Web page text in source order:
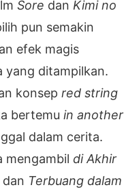
Sore dan Kimi no
pun semakin
efek magis
yang ditampilkan.
konsep red string
bertemu in another
dalam cerita.
mengambil di Akhir
Terbuang dalam